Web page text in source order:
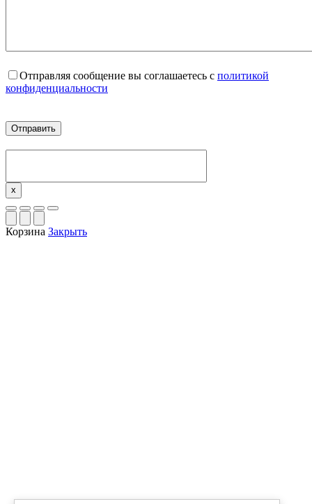
Отправляя сообщение вы соглашаетесь с политикой
конфиденциальности
x
Корзина Закрыть